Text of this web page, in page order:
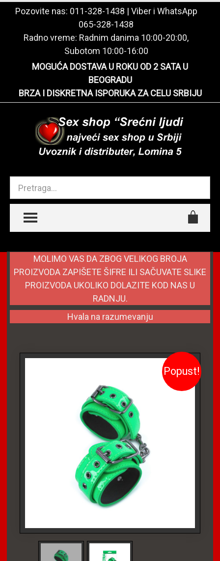
Pozovite nas: 011-328-1438 | Viber i WhatsApp
065-328-1438
Radno vreme: Radnim danima 10:00-20:00,
Subotom 10:00-16:00
MOGUĆA DOSTAVA U ROKU OD 2 SATA U
BEOGRADU
BRZA I DISKRETNA ISPORUKA ZA CELU SRBIJU
TOGGLE MENU
MOLIMO VAS DA ZBOG VELIKOG BROJA
PROIZVODA ZAPIŠETE ŠIFRE ILI SAČUVATE SLIKE
PROIZVODA UKOLIKO DOLAZITE KOD NAS U
RADNJU.
Hvala na razumevanju
Popust!